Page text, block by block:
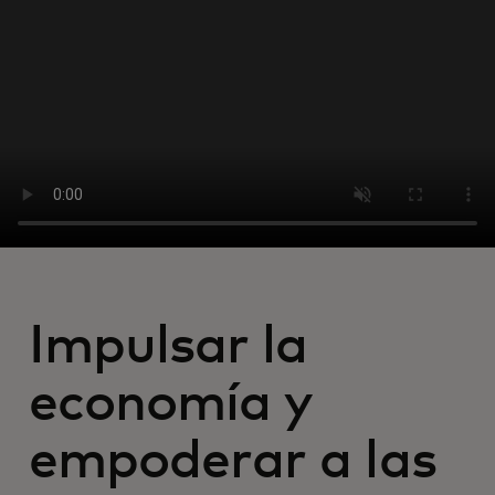
Para el mundo
Para innovadores
Noticias y tendencias
Impulsar la
economía y
empoderar a las